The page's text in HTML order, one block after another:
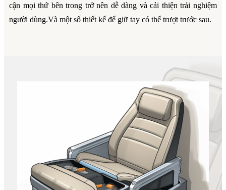
cận mọi thứ bên trong trở nên dễ dàng và cải thiện trải nghiệm
người dùng.Và một số thiết kế để giữ tay có thể trượt trước sau.